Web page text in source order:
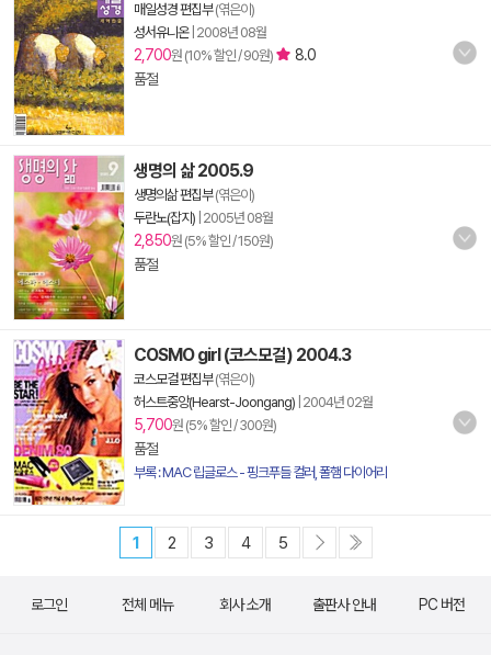
매일성경 편집부(엮은이)
성서유니온| 2008년 08월
2,700원 (10% 할인 / 90원)
8.0
품절
생명의 삶 2005.9
생명의삶 편집부(엮은이)
두란노(잡지) 2005년 08월
2,850원 (5% 할인 / 150원)
품절
COSMO girl (코스모걸) 2004.3
코스모걸 편집부(엮은이)
허스트중앙(Hearst-Joongang) 2004년 02월
5,700원 (5% 할인 / 300원)
품절
부록 : MAC 립글로스 - 핑크푸들 컬러, 폴햄 다이어리
1 2 3 4 5
로그인 전체 메뉴 회사 소개 출판사 안내 PC 버전